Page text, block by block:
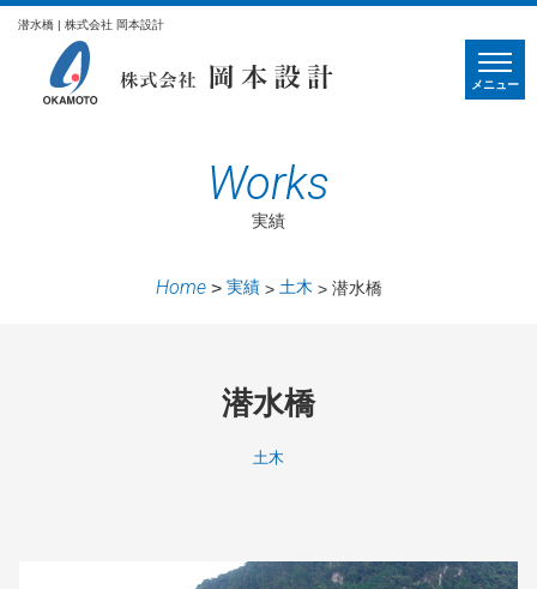
潜水橋 | 株式会社 岡本設計
メニュー
Works
実績
Home 実績 土木 潜水橋
潜水橋
土木